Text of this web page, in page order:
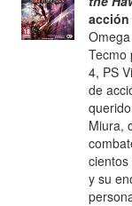
acción
Tecmo
4, PS
de
Miura,
y su